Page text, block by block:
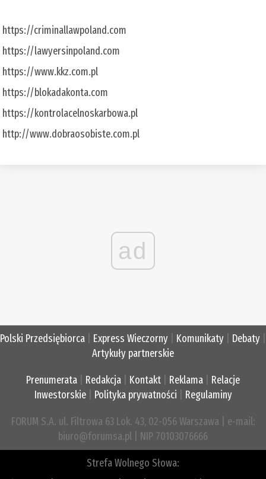
https://criminallawpoland.com
https://lawyersinpoland.com
https://www.kkz.com.pl
https://blokadakonta.com
https://kontrolacelnoskarbowa.pl
http://www.dobraosobiste.com.pl
ad
Polski Przedsiębiorca Express Wieczorny Komunikaty Debaty
Artykuły partnerskie
Prenumerata Redakcja Kontakt Reklama
Relacje
Inwestorskie| Polityka prywatności Regulaminy
FORUM S.A. ul. Filtrowa 63 Lok. 43, 02-056 Warszawa | e-mail:
biuro@forumsa.pl | NIP 70103076666
Strefa Wolnego Słowa: